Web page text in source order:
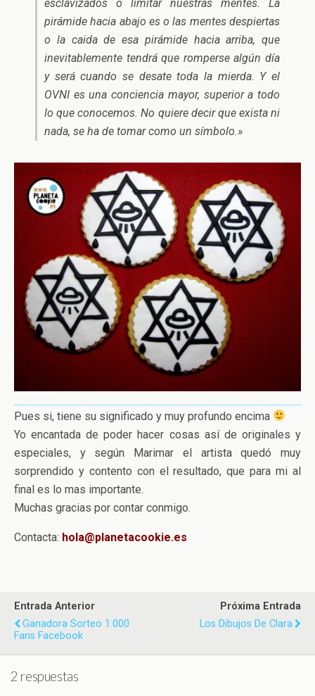
esclavizados o limitar nuestras mentes. La
pirámide hacia abajo es o las mentes despiertas
o la caida de esa pirámide hacia arriba, que
inevitablemente tendrá que romperse algún día
y será cuando se desate toda la mierda. Y el
OVNI es una conciencia mayor, superior a todo
lo que conocemos. No quiere decir que exista ni
nada, se ha de tomar como un símbolo.»
Pues si, tiene su significado y muy profundo encima
Yo encantada de poder hacer cosas así de originales y
especiales, y según Marimar el artista quedó muy
sorprendido y contento con el resultado, que para mi al
final es lo mas importante.
Muchas gracias por contar conmigo.
Contacta: hola@planetacookie.es
Entrada Anterior
Ganadora Sorteo 1.000
Fans Facebook
Próxima Entrada
Los Dibujos De Clara
2 respuestas